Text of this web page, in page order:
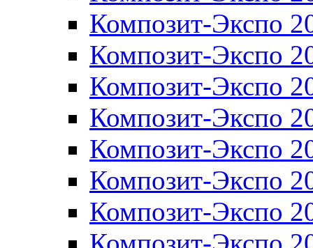
Композит-Экспо
Композит-Экспо
Композит-Экспо
Композит-Экспо
Композит-Экспо
Композит-Экспо
Композит-Экспо